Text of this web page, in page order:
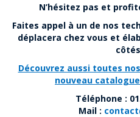
N’hésitez pas et
Faites appel à un de nos
déplacera chez vous et
Découvrez aussi toutes
nouveau
Téléphone :
Mail :